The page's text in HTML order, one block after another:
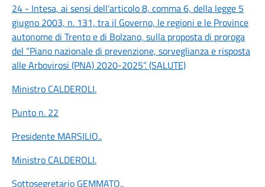
24 - Intesa, ai sensi dell’articolo 8, comma 6, della legge 5
giugno 2003, n. 131, tra il Governo, le regioni e le Province
autonome di Trento e di Bolzano, sulla proposta di proroga
del “Piano nazionale di prevenzione, sorveglianza e risposta
alle Arbovirosi (PNA) 2020-2025”. (SALUTE)
Ministro CALDEROLI.
Punto n. 22
Presidente MARSILIO..
Ministro CALDEROLI.
Sottosegretario GEMMATO..